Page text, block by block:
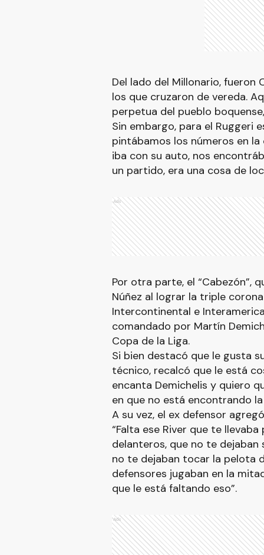
Del lado del Millonario, fueron
los que cruzaron de vereda.
perpetua del pueblo
Sin embargo, para el Ruggeri
pintábamos los números en
iba con su auto, nos
un partido, era una cosa de
Ads
Por otra parte, el “Cabezón”,
Núñez al lograr la triple
Intercontinental e
comandado por Martín
Copa de la Liga.
Si bien destacó que le gusta
técnico, recalcó que le está
encanta Demichelis y quiero
en que no está encontrando
A su vez, el ex defensor
“Falta ese River que te
delanteros, que no te
no te dejaban tocar la pelota
defensores jugaban en la
que le está faltando eso”.
Ads